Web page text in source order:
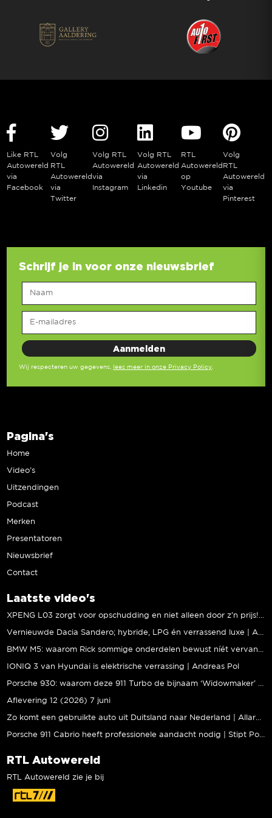
Like RTL
Autowereld
via
Facebook
Volg
RTL
Autowereld
via
Twitter
Volg RTL
Autowereld
via
Instagram
Volg RTL
Autowereld
via
Linkedin
RTL
Autowereld
op
Youtube
Volg
RTL
Autowereld
via
Pinterest
Schrijf je in voor onze nieuwsbrief
Wij respecteren uw gegevens, lees meer in onze Privacy Policy.
Pagina's
Home
Video’s
Uitzendingen
Podcast
Merken
Presentatoren
Nieuwsbrief
Contact
Laatste video's
XPENG L03 zorgt voor opschudding en niet alleen door z’n prijs! | Jeroen Mul
Vernieuwde Dacia Sandero; hybride, LPG én verrassend luxe | Andreas Pol
BMW M5: waarom Rick sommige onderdelen bewust níét vervangt | Stipt Polish Point
IONIQ 3 van Hyundai is elektrische verrassing | Andreas Pol
Porsche 930: waarom deze 911 Turbo de bijnaam ‘Widowmaker’ kreeg | Gallery Aaldering
Aflevering 12 (2026) 7 juni
Zo komt een gebruikte auto uit Duitsland naar Nederland | Allard Kalff
Porsche 911 Cabrio heeft professionele aandacht nodig | Stipt Polish Point
RTL Autowereld
RTL Autowereld zie je bij